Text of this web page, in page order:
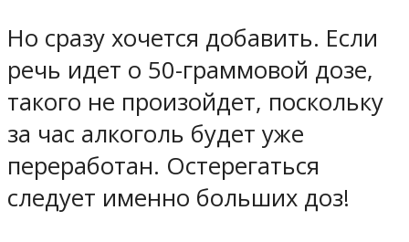
Но сразу хочется добавить. Если
речь идет о 50-граммовой дозе,
такого не произойдет, поскольку
за час алкоголь будет уже
переработан. Остерегаться
следует именно больших доз!